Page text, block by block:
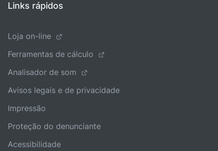
Links rápidos
Loja on-line
Ferramentas de cálculo
Analisador de som
Avisos legais e de privacidade
Impressão
Proteção do denunciante
Acessibilidade